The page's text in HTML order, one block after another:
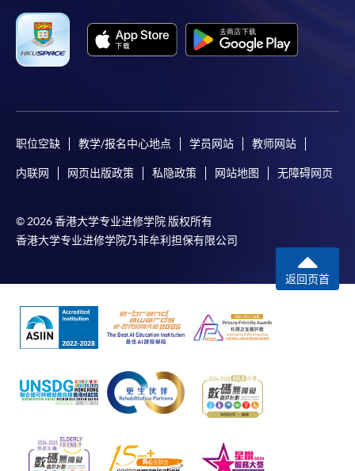
职位空缺 教学/报名中心地点 学员网站 教师网站
内联网 网页出版政策 私隐政策 网站地图 无障碍网页
© 2026 香港大学专业进修学院 版权所有
香港大学专业进修学院乃非牟利担保有限公司
返回页首